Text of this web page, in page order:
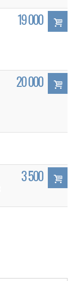
19 000
20 000
3 500